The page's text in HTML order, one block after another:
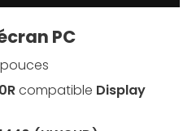
PC
compatible Display